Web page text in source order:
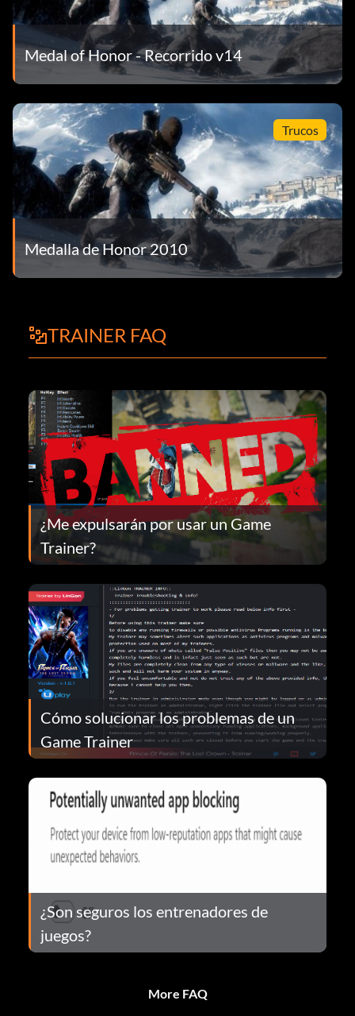
Medal of Honor - Recorrido v14
Trucos
Medalla de Honor 2010
TRAINER FAQ
¿Me expulsarán por usar un Game
Trainer?
Cómo solucionar los problemas de un
Game Trainer
¿Son seguros los entrenadores de
juegos?
More FAQ